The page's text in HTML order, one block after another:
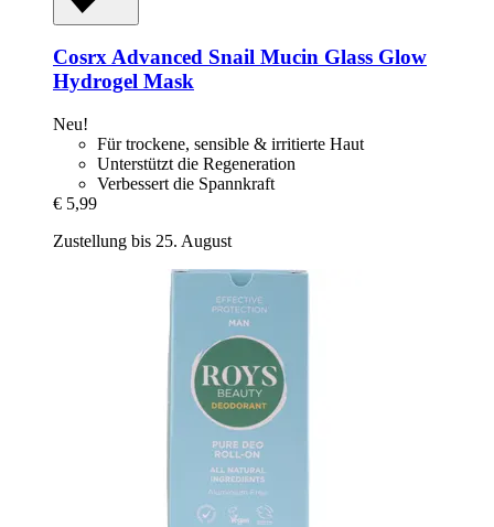
CosrxAdvanced Snail Mucin Glass Glow
Hydrogel Mask
Neu!
Für trockene, sensible & irritierte Haut
Unterstützt die Regeneration
Verbessert die Spannkraft
€ 5,99
Zustellung bis 25. August